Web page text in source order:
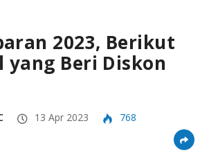
2023, Berikut
yang Beri Diskon
13 Apr 2023
768